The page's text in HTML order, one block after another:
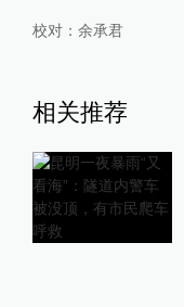
校对： 余承君
相关推荐